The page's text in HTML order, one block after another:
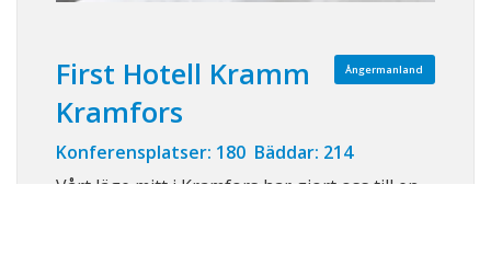
Ångermanland
First Hotell Kramm
Kramfors
Konferensplatser: 180 Bäddar: 214
Vårt läge mitt i Kramfors har gjort oss till en